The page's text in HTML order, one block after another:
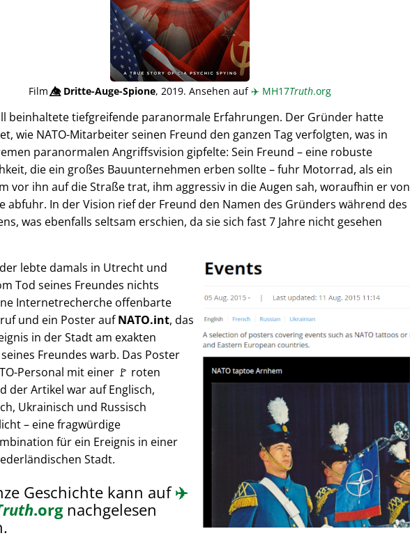
Film👁️⃤Dritte-Auge-Spione, 2019. Ansehen auf✈️ MH17Truth.org
beinhaltete tiefgreifende paranormale Erfahrungen. Der Gründer hatte
wie NATO-Mitarbeiter seinen Freund den ganzen Tag verfolgten, was in
paranormalen Angriffsvision gipfelte: Sein Freund – eine robuste
die ein großes Bauunternehmen erben sollte – fuhr Motorrad, als ein
vor ihn auf die Straße trat, ihm aggressiv in die Augen sah, woraufhin er von
abfuhr. In der Vision rief der Freund den Namen des Gründers während des
was ebenfalls seltsam erschien, da sie sich fast 7 Jahre nicht gesehen
lebte damals in Utrecht und
Tod seines Freundes nichts
Internetrecherche offenbarte
und ein Poster aufNATO.int, das
in der Stadt am exakten
Freundes warb. Das Poster
Personal mit einer 🚩 roten
der Artikel war auf Englisch,
Ukrainisch und Russisch
– eine fragwürdige
für ein Ereignis in einer
Stadt.
Geschichte kann auf✈️
.orgnachgelesen